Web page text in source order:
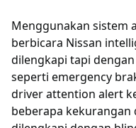
Menggunakan sistem
berbicara Nissan
dilengkapi tapi
seperti emergency
driver attention alert
beberapa